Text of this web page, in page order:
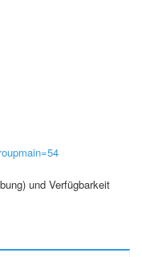
und Verfügbarkeit